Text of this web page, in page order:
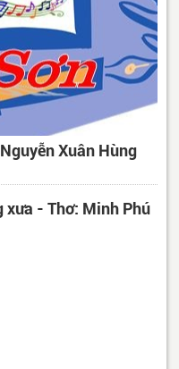
Xuân Hùng
xưa - Thơ: Minh Phú